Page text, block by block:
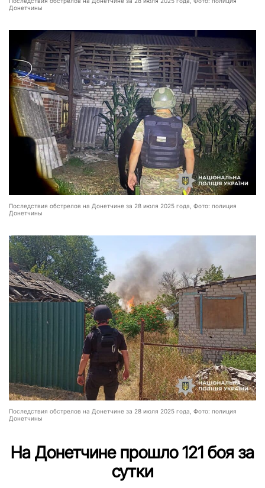
Донетчины
Последствия обстрелов на Донетчине за 28 июля 2025 года, Фото: полиция
Донетчины
Последствия обстрелов на Донетчине за 28 июля 2025 года, Фото: полиция
Донетчины
На Донетчине прошло 121 боя за
сутки